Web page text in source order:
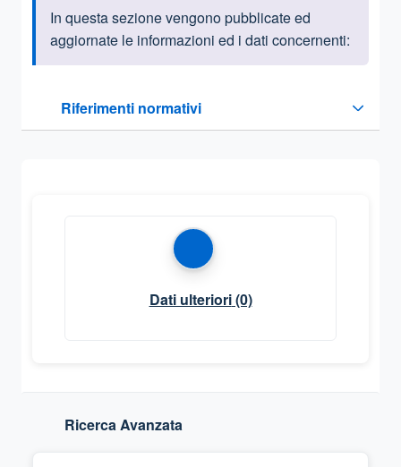
Informazioni introduttive
In questa sezione vengono pubblicate ed
aggiornate le informazioni ed i dati concernenti:
Riferimenti normativi
Sezione compressa
Dati ulteriori(0)
Ricerca Avanzata